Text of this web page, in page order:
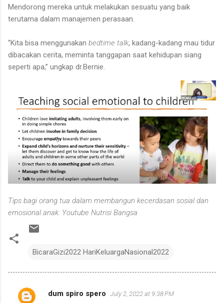
Mendorong mereka untuk melakukan sesuatu yang baik
terutama dalam manajemen perasaan.
“Kita bisa menggunakan bedtime talk, kadang-kadang mau tidur
dibacakan cerita, meminta tanggapan saat kehidupan siang
seperti apa,” ungkap dr.Bernie.
Tips bagi orang tua dalam membangun kecerdasan sosial dan
emosional anak: Youtube Nutrisi Bangsa
BicaraGizi2022 HariKeluargaNasional2022
C
dum spiro spero July 2, 2022 at 9:38 PM